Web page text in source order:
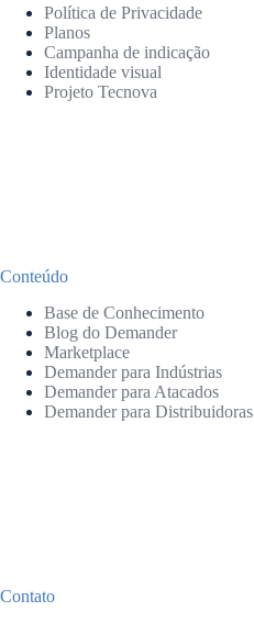
Política de Privacidade
Planos
Campanha de indicação
Identidade visual
Projeto Tecnova
Conteúdo
Base de Conhecimento
Blog do Demander
Marketplace
Demander para Indústrias
Demander para Atacados
Demander para Distribuidoras
Contato